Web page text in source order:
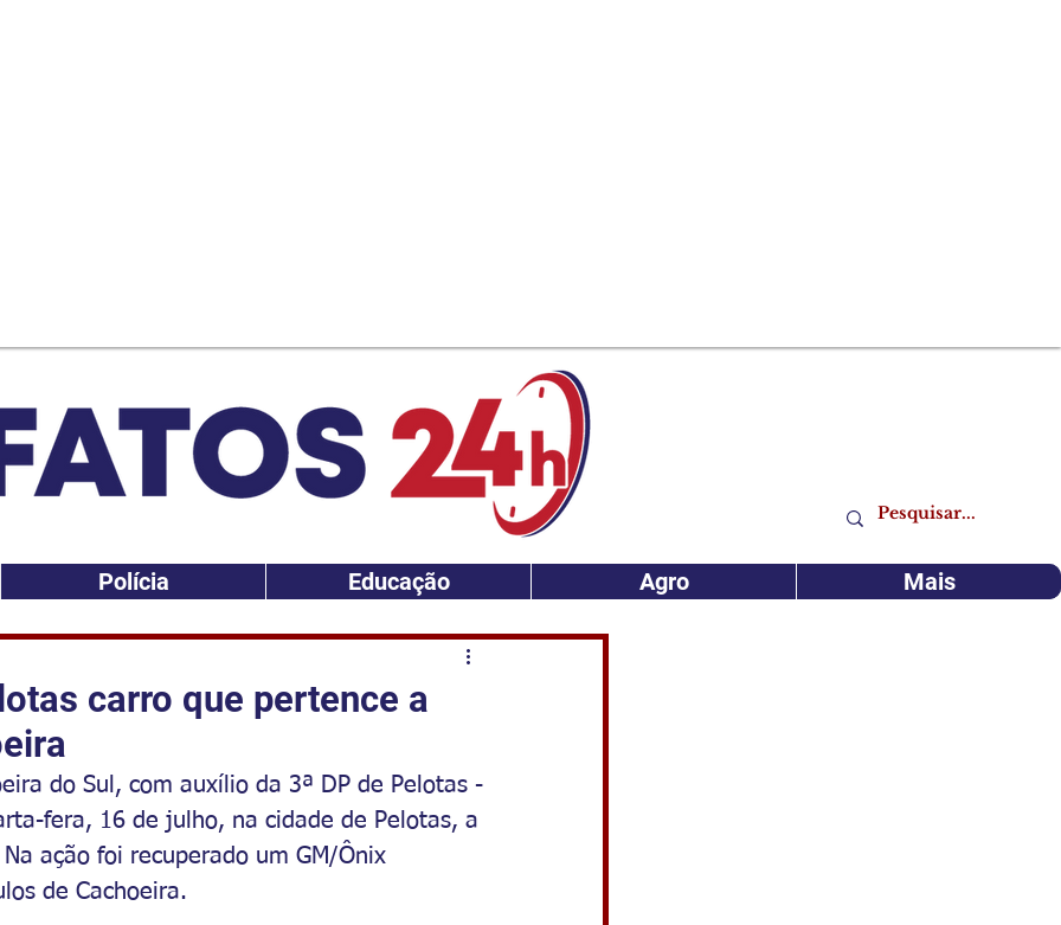
Polícia Educação Agro Mais
carro que pertence a
do Sul, com auxílio da 3ª DP de Pelotas -
fera, 16 de julho, na cidade de Pelotas, a
ação foi recuperado um GM/Ônix
de Cachoeira.